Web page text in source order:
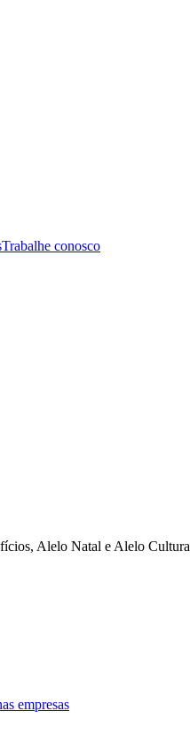
Trabalhe conosco
Alelo Natal e Alelo Cultura
empresas